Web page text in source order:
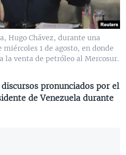
Hugo Chávez, durante una
1 de agosto, en donde
la venta de petróleo al Mercosur.
pronunciados por el
de Venezuela durante